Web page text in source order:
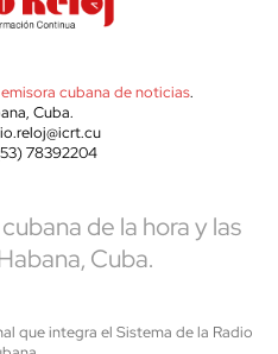
cubana de noticias.
Cuba.
78392204
de la hora y las
Cuba.
que integra el Sistema de la Radio